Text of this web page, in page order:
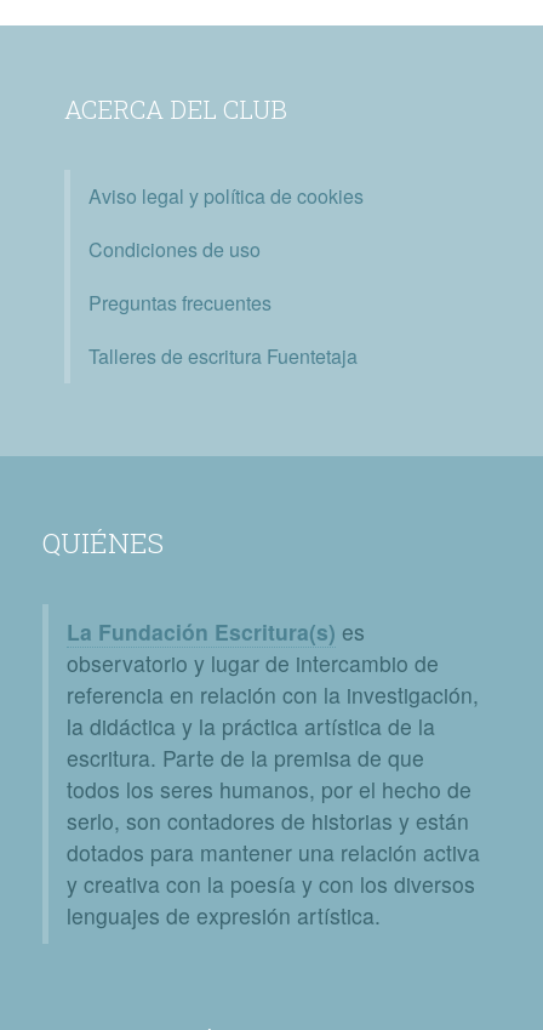
ACERCA DEL CLUB
Aviso legal y política de cookies
Condiciones de uso
Preguntas frecuentes
Talleres de escritura Fuentetaja
QUIÉNES
La Fundación Escritura(s) es
observatorio y lugar de intercambio de
referencia en relación con la investigación,
la didáctica y la práctica artística de la
escritura. Parte de la premisa de que
todos los seres humanos, por el hecho de
serlo, son contadores de historias y están
dotados para mantener una relación activa
y creativa con la poesía y con los diversos
lenguajes de expresión artística.